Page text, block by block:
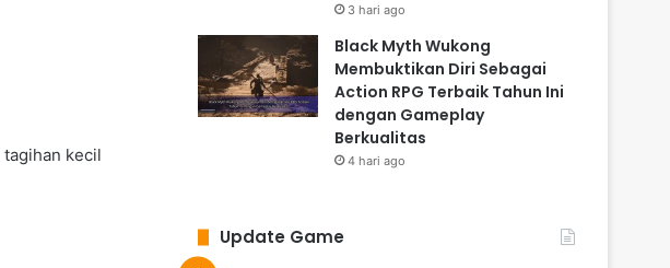
kecil
3 hari ago
Black Myth Wukong
Membuktikan Diri Sebagai
Action RPG Terbaik Tahun Ini
dengan Gameplay
Berkualitas
4 hari ago
Update Game